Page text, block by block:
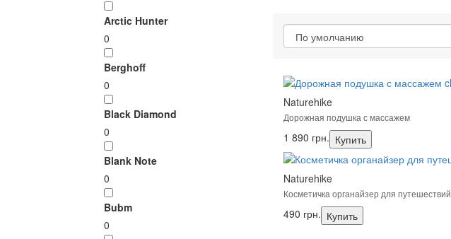
Arctic Hunter
0
Berghoff
0
Black Diamond
0
Blank Note
0
Bubm
0
Naturehike
Дорожная подушка с массажем
1 890 грн. Купить
Naturehike
Косметичка органайзер для путешествий
490 грн. Купить